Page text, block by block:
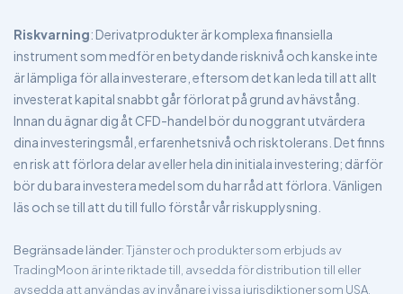
Riskvarning: Derivatprodukter är komplexa finansiella
instrument som medför en betydande risknivå och kanske inte
är lämpliga för alla investerare, eftersom det kan leda till att allt
investerat kapital snabbt går förlorat på grund av hävstång.
Innan du ägnar dig åt CFD-handel bör du noggrant utvärdera
dina investeringsmål, erfarenhetsnivå och risktolerans. Det finns
en risk att förlora delar av eller hela din initiala investering; därför
bör du bara investera medel som du har råd att förlora. Vänligen
läs och se till att du till fullo förstår vår riskupplysning.
Begränsade länder: Tjänster och produkter som erbjuds av
TradingMoon är inte riktade till, avsedda för distribution till eller
avsedda att användas av invånare i vissa jurisdiktioner som USA,